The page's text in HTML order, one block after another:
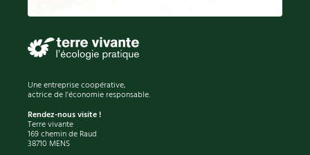
Carnets de saison
Compléments
Dossier4 saisons
Actualités
Vidéos et podcasts
Une entreprise coopérative,
actrice de l'économie responsable.
Rendez-nous visite !
Terre vivante
169 chemin de Raud
38710 MENS